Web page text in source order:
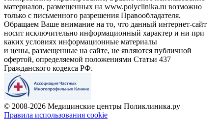
материалов, размещенных на www.polyclinika.ru возможно
только с письменного разрешения Правообладателя.
Обращаем Ваше внимание на то, что данный интернет-сайт
носит исключительно информационный характер и ни при
каких условиях информационные материалы
и цены, размещенные на сайте, не являются публичной
офертой, определяемой положениями Статьи 437
Гражданского кодекса РФ.
© 2008-2026 Медицинские центры Поликлиника.ру
Правила использования cookie